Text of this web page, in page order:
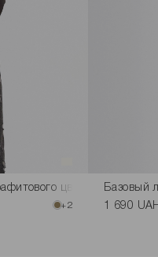
цвета
+2
Базовый
1 690 UAH